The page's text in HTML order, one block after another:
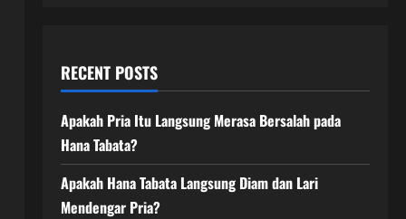
RECENT POSTS
Apakah Pria Itu Langsung Merasa Bersalah pada
Hana Tabata?
Apakah Hana Tabata Langsung Diam dan Lari
Mendengar Pria?